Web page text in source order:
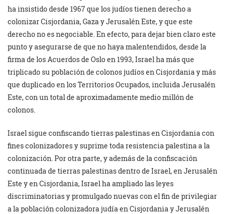
ha insistido desde 1967 que los judíos tienen derecho a
colonizar Cisjordania, Gaza y Jerusalén Este, y que este
derecho no es negociable. En efecto, para dejar bien claro este
punto y asegurarse de que no haya malentendidos, desde la
firma de los Acuerdos de Oslo en 1993, Israel ha más que
triplicado su población de colonos judíos en Cisjordania y más
que duplicado en los Territorios Ocupados, incluida Jerusalén
Este, con un total de aproximadamente medio millón de
colonos.
Israel sigue confiscando tierras palestinas en Cisjordania con
fines colonizadores y suprime toda resistencia palestina a la
colonización. Por otra parte, y además de la confiscación
continuada de tierras palestinas dentro de Israel, en Jerusalén
Este y en Cisjordania, Israel ha ampliado las leyes
discriminatorias y promulgado nuevas con el fin de privilegiar
a la población colonizadora judía en Cisjordania y Jerusalén